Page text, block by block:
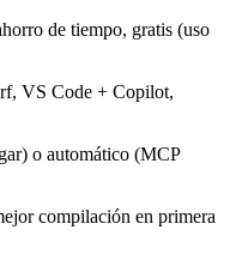
de tiempo, gratis (uso
VS Code + Copilot,
o automático (MCP
compilación en primera